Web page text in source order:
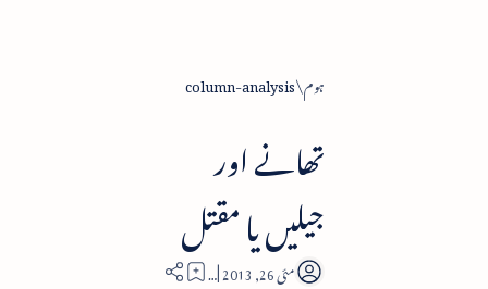
ہوم column-analysis
تھانے اور
جیلیں یا مقتل
7